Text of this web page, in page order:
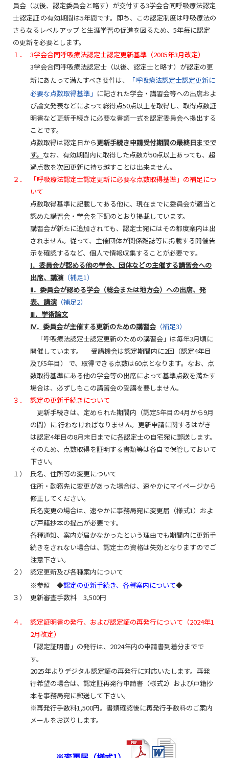
員会（以後、認定委員会と略す）が交付する3学会合同呼吸療法認定
士認定証の有効期間は5年間です。即ち、この認定制度は呼吸療法の
さらなるレベルアップ と生涯学習の促進を図るため、5年毎に認定
の更新を必要とします。
１．
3学会合同呼吸療法認定士認定更新基準（2005年3月改定）
3学会合同呼吸療法認定士（以後、認定士と略す）が認定の更
新にあたって満たすべき要件は、
「呼吸療法認定士認定更新に
必要な点数取得基準」 に記された学会・講習会等への出席およ
び論文発表などによって総得点50点以上を取得し、取得点数証
明書など更新手続きに必要な書類一式を認定委員会へ提出する
ことです。
点数取得は認定日から更新手続き申請受付期間の最終日までで
す。 なお、有効期間内に取得した点数が50点以上あっても、超
過点数を次回更新に持ち越すことは出来ません。
２．
「呼吸療法認定士認定更新に必要な点数取得基準」の補足につ
いて
点数取得基準に記載してある他に、現在までに委員会が適当と
認めた講習会・学会を下記のとおり掲載しています。
講習会が新たに追加されても、認定士宛にはその都度案内は出
されません。従って、主催団体が関係雑誌等に掲載する開催告
示を確認するなど、個人で情報収集することが必要です。
Ⅰ．委員会が認める他の学会、団体などの主催する講習会への
出席、講演 （補足1）
Ⅱ．委員会が認める学会（総会または地方会）への出席、発
表、講演 （補足2）
Ⅲ．学術論文
Ⅳ．委員会が主催する更新のための講習会（補足3）
「呼吸療法認定士認定更新のための講習会」は毎年3月頃に
開催しています。 受講機会は認定期間内に2回（認定4年目
及び5年目） で、取得できる点数は60点となります。なお、点
数取得基準にある他の学会等の出席によって基準点数を満たす
場合は、必ずしもこの講習会の受講を要しません。
３．
認定の更新手続きについて
更新手続きは、定められた期間内（認定5年目の4月から9月
の間）に 行わなければなりません。更新申請に関するはがき
は認定4年目の8月末日までに各認定士の自宅宛に郵送します。
そのため、点数取得を証明する書類等は各自で保管しておいて
下さい。
１）
氏名、住所等の変更について
住所・勤務先に変更があった場合は、速やかにマイページから
修正してください。
氏名変更の場合は、速やかに事務局宛に変更届（様式1）およ
び戸籍抄本の提出が必要です。
各種通知、案内が届かなかったという理由でも期間内に更新手
続きをされない場合は、認定士の資格は失効となりますのでご
注意下さい。
２）
認定更新及び各種案内について
※参照 ◆認定の更新手続き、各種案内について◆
３）
更新審査手数料 3,500円
４．
認定証明書の発行、および認定証の再発行について（2024年1
2月改定）
「認定証明書」の発行は、2024年内の申請書到着分までで
す。
2025年よりデジタル認定証の再発行に対応いたします。再発
行希望の場合は、認定証再発行申請書（様式2）および戸籍抄
本を事務局宛に郵送して下さい。
※再発行手数料1,500円。書類確認後に再発行手数料のご案内
メールをお送りします。